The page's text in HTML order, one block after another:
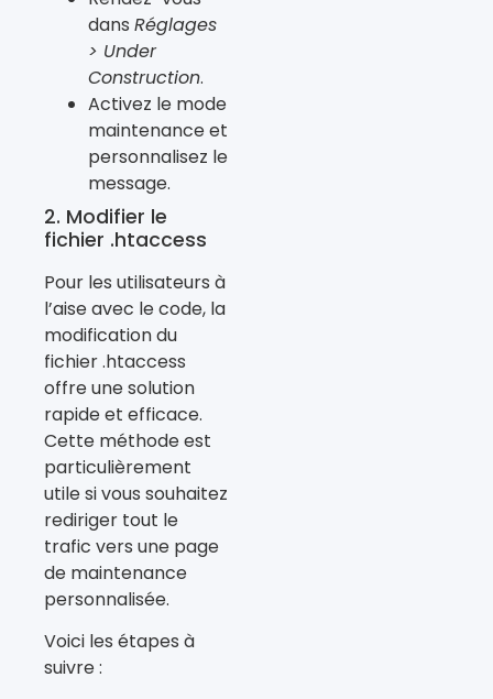
dans Réglages
> Under
Construction.
Activez le mode
maintenance et
personnalisez le
message.
2. Modifier le
fichier .htaccess
Pour les utilisateurs à
l’aise avec le code, la
modification du
fichier .htaccess
offre une solution
rapide et efficace.
Cette méthode est
particulièrement
utile si vous souhaitez
rediriger tout le
trafic vers une page
de maintenance
personnalisée.
Voici les étapes à
suivre :